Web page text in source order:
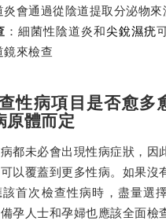
會通過從陰道提取分泌物來
：細菌性陰道炎和尖銳濕疣
來檢查
性病項目是否愈多
原體而定
都未必會出現性病症狀，因
以覆蓋到更多性病。如果沒
首次檢查性病時，盡量選
孕人士和孕婦也應該全面檢